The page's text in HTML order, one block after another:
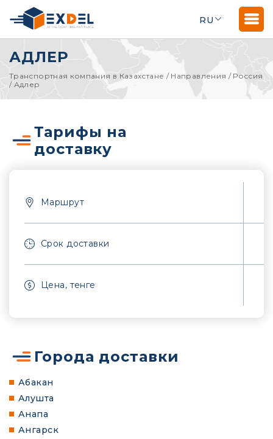
RU
АДЛЕР
Транспортная компания в Казахстане / Направления / Россия
/ Адлер
Тарифы на
доставку
Маршрут
Срок доставки
Цена, тенге
Города доставки
Абакан
Алушта
Анапа
Ангарск